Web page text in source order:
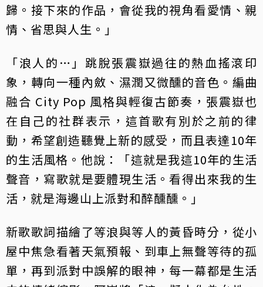
歸。接下來的作品，會從我的視角看愛情、親
情、省思與人生。」
「浪人的…」跳脫張震嶽過往的熱血搖滾印
象，轉向一種內斂、濕潤又微醺的音色。編曲
融合 City Pop 風格與輕復古節奏，張震嶽也
在自己的社群表示，這首歌有別於之前的律
動，希望創造聽覺上新的感受，而且表達10年
的生活風格。他說：「這就是我這10年的生活
聲音，寫歌就是要體現生活。看得出來我的生
活，就是海邊山上派對和醉醺醺。」
新歌歌詞描繪了等浪與等人的黃昏時分，從小
屋中焦急看著天氣預報、到車上無聲等待的孤
單，再到派對中誤解的眼神，每一幕都是生活